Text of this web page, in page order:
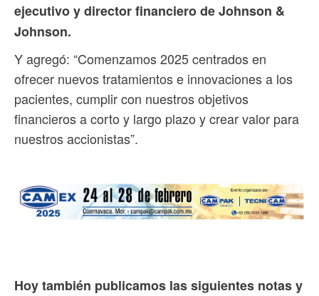
ejecutivo y director financiero de Johnson &
Johnson.
Y agregó: “Comenzamos 2025 centrados en
ofrecer nuevos tratamientos e innovaciones a los
pacientes, cumplir con nuestros objetivos
financieros a corto y largo plazo y crear valor para
nuestros accionistas”.
Hoy también publicamos las siguientes notas y